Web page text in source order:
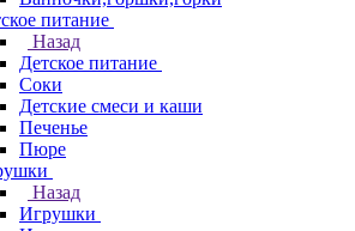
питание
Назад
Детское питание
Соки
Детские смеси и каши
Печенье
Пюре
Назад
Игрушки